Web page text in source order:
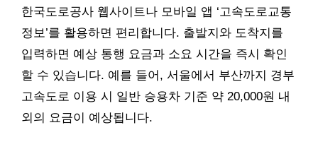
한국도로공사 웹사이트나 모바일 앱 ‘고속도로교통
정보’를 활용하면 편리합니다. 출발지와 도착지를
입력하면 예상 통행 요금과 소요 시간을 즉시 확인
할 수 있습니다. 예를 들어, 서울에서 부산까지 경부
고속도로 이용 시 일반 승용차 기준 약 20,000원 내
외의 요금이 예상됩니다.